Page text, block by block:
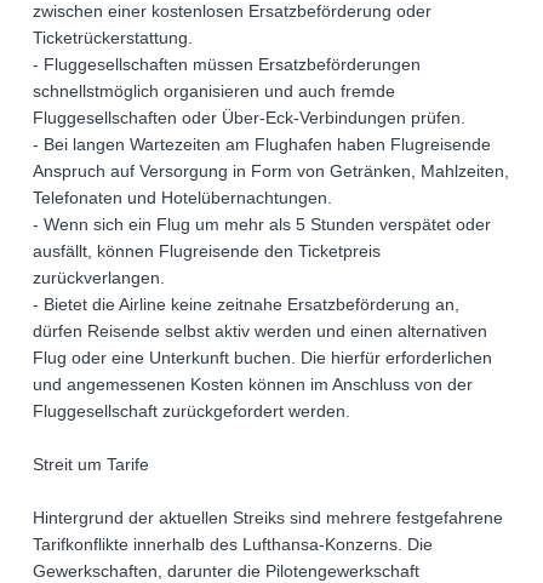
zwischen einer kostenlosen Ersatzbeförderung oder
Ticketrückerstattung.
- Fluggesellschaften müssen Ersatzbeförderungen
schnellstmöglich organisieren und auch fremde
Fluggesellschaften oder Über-Eck-Verbindungen prüfen.
- Bei langen Wartezeiten am Flughafen haben Flugreisende
Anspruch auf Versorgung in Form von Getränken, Mahlzeiten,
Telefonaten und Hotelübernachtungen.
- Wenn sich ein Flug um mehr als 5 Stunden verspätet oder
ausfällt, können Flugreisende den Ticketpreis
zurückverlangen.
- Bietet die Airline keine zeitnahe Ersatzbeförderung an,
dürfen Reisende selbst aktiv werden und einen alternativen
Flug oder eine Unterkunft buchen. Die hierfür erforderlichen
und angemessenen Kosten können im Anschluss von der
Fluggesellschaft zurückgefordert werden.
Streit um Tarife
Hintergrund der aktuellen Streiks sind mehrere festgefahrene
Tarifkonflikte innerhalb des Lufthansa-Konzerns. Die
Gewerkschaften, darunter die Pilotengewerkschaft